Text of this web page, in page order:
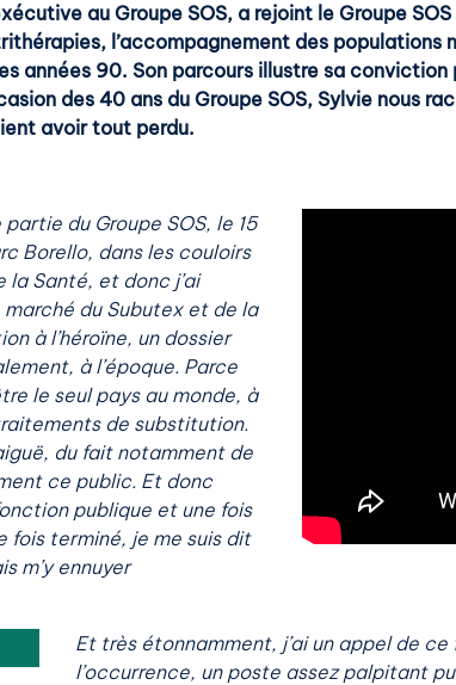
au Groupe SOS, a rejoint le Groupe
l’accompagnement des populations
années 90. Son parcours illustre sa
des 40 ans du Groupe SOS, Sylvie nous
avoir tout perdu.
du Groupe SOS, le 15
Borello, dans les couloirs
la Santé, et donc j’ai
du Subutex et de la
à l’héroïne, un dossier
à l’époque. Parce
le seul pays au monde, à
de substitution.
du fait notamment de
ce public. Et donc
publique et une fois
fois terminé, je me suis dit
m’y ennuyer
Et très étonnamment, j’ai un appel de
l’occurrence, un poste assez palpitant